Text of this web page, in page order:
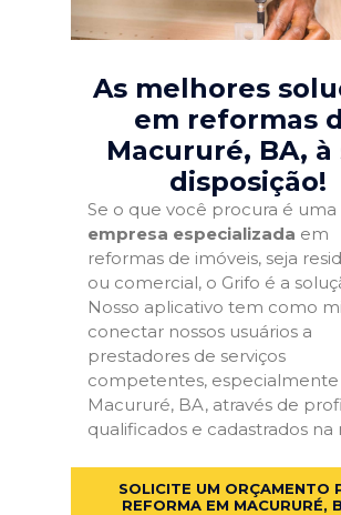
As melhores
em reformas
Macururé, BA, à
disposição!
Se o que você procura é uma
empresa especializada em
reformas de imóveis, seja
ou comercial, o Grifo é a
Nosso aplicativo tem como
conectar nossos usuários a
prestadores de serviços
competentes,
Macururé, BA, através de
qualificados e cadastrados na
SOLICITE UM ORÇAMENTO
REFORMA EM MACURURÉ,